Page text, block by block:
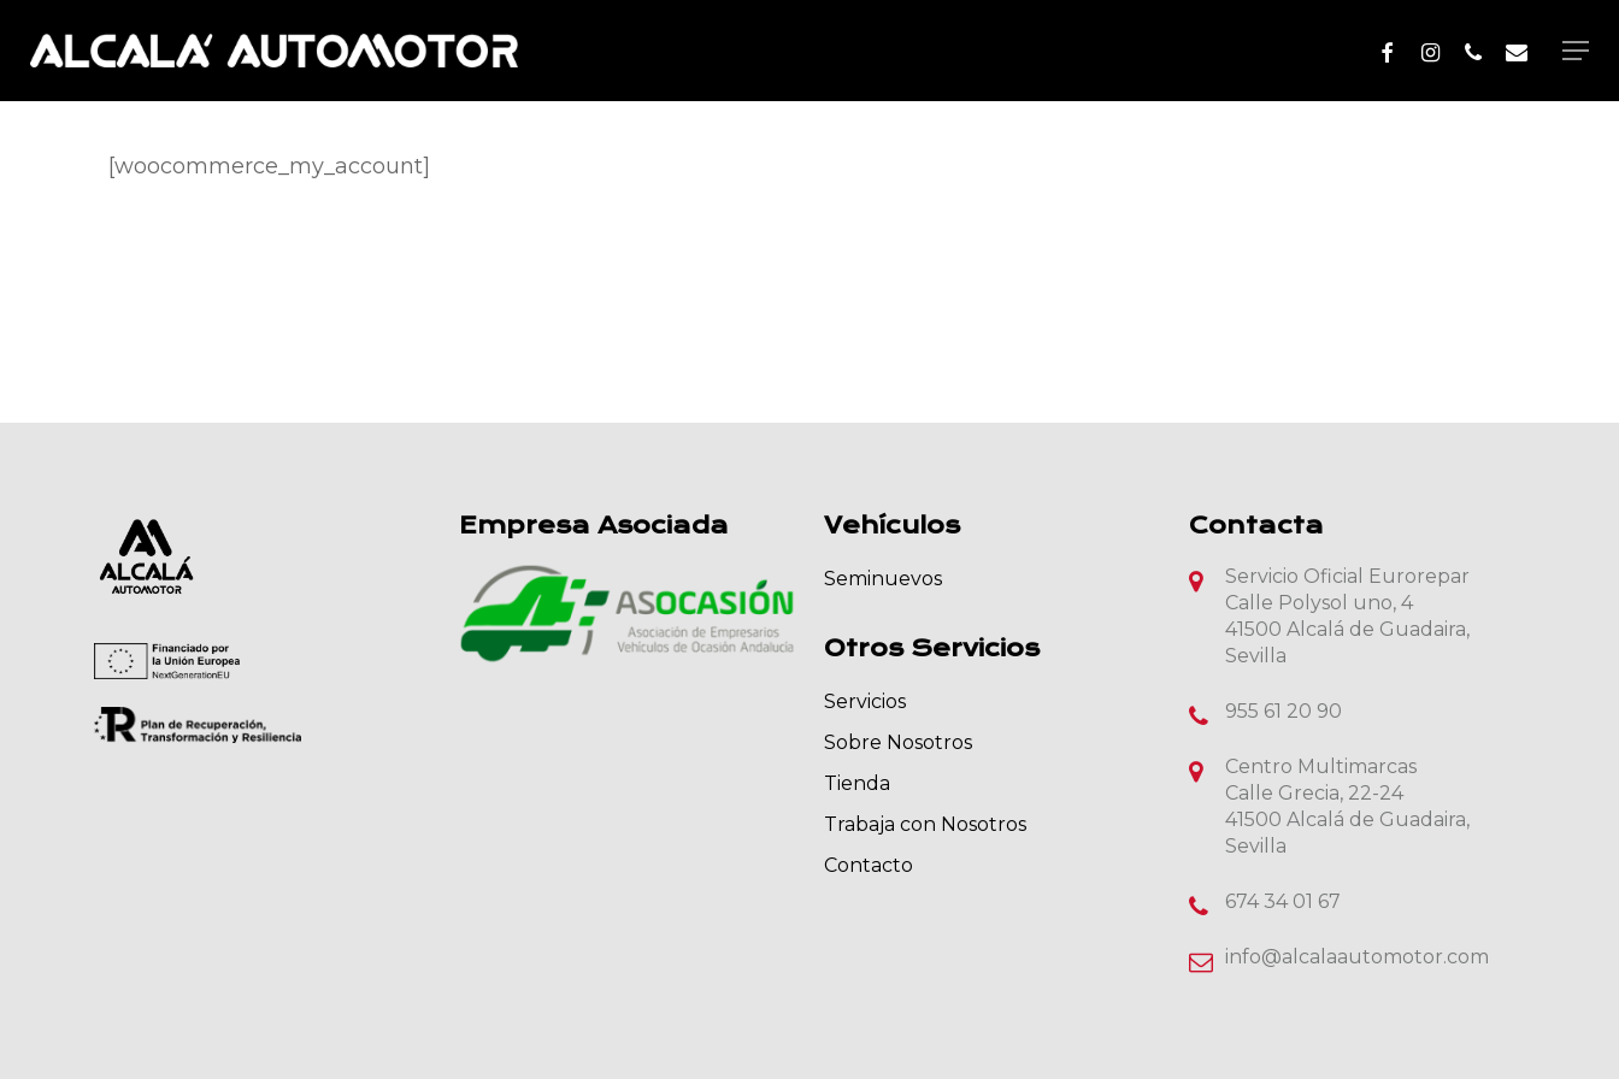
facebookinstagramphoneemail
[woocommerce_my_account]
Empresa Asociada Vehículos
Seminuevos
Otros Servicios
Servicios
Sobre Nosotros
Tienda
Trabaja con Nosotros
Contacto
Contacta
Servicio Oficial Eurorepar
Calle Polysol uno, 4
41500 Alcalá de Guadaira,
Sevilla
955 61 20 90
Centro Multimarcas
Calle Grecia, 22-24
41500 Alcalá de Guadaira,
Sevilla
674 34 01 67
info@alcalaautomotor.com